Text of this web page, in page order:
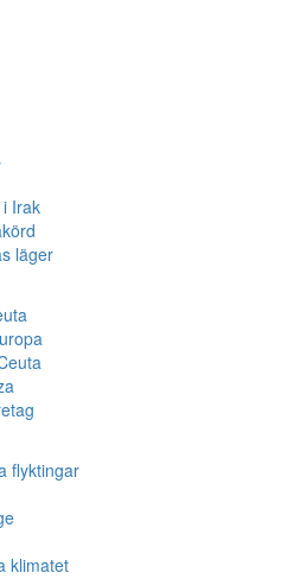
Irak
läger
flyktingar
klimatet